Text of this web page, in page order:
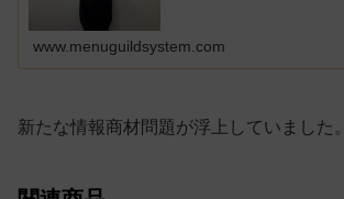
www.menuguildsystem.com
新たな情報商材問題が浮上していました。